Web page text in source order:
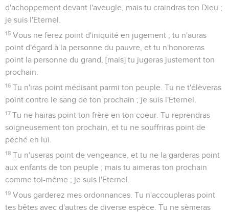
d'achoppement devant l'aveugle, mais tu craindras ton Dieu ;
je suis l'Eternel.
15 Vous ne ferez point d'iniquité en jugement ; tu n'auras
point d'égard à la personne du pauvre, et tu n'honoreras
point la personne du grand, [mais] tu jugeras justement ton
prochain.
16 Tu n'iras point médisant parmi ton peuple. Tu ne t'élèveras
point contre le sang de ton prochain ; je suis l'Eternel.
17 Tu ne haïras point ton frère en ton coeur. Tu reprendras
soigneusement ton prochain, et tu ne souffriras point de
péché en lui.
18 Tu n'useras point de vengeance, et tu ne la garderas point
aux enfants de ton peuple ; mais tu aimeras ton prochain
comme toi-même ; je suis l'Eternel.
19 Vous garderez mes ordonnances. Tu n'accoupleras point
tes bêtes avec d'autres de diverse espèce. Tu ne sèmeras